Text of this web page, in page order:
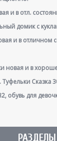
и в отл.
домик с
и в отличном
новая и в
Сказка
обувь для
РАЗДЕЛЫ